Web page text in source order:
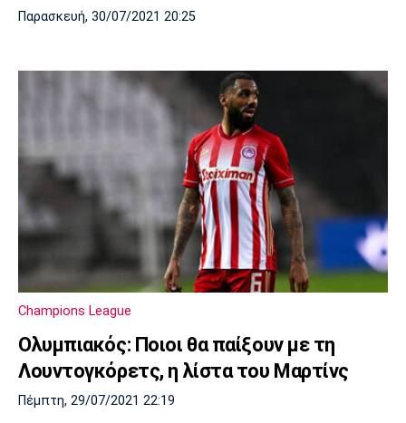
Παρασκευή, 30/07/2021 20:25
Champions League
Ολυμπιακός: Ποιοι θα παίξουν με τη
Λουντογκόρετς, η λίστα του Μαρτίνς
Πέμπτη, 29/07/2021 22:19